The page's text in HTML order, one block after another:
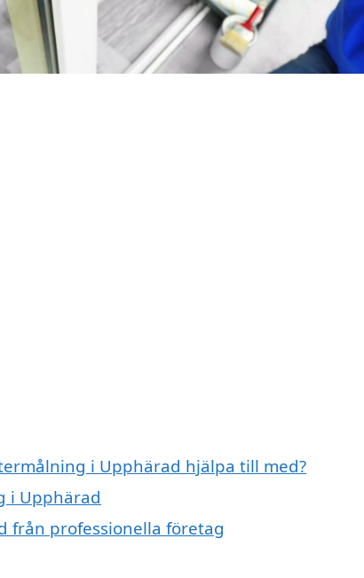
i Upphärad hjälpa till med?
i Upphärad
från professionella företag